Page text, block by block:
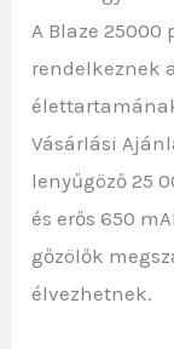
A Blaze
rendelkeznek
Vásárlási
lenyűgöző 25
és erős 650
gőzölők
élvezhetnek.